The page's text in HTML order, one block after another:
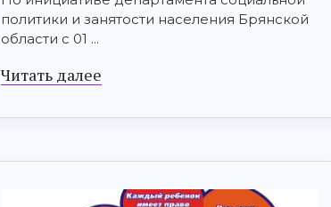
политики и занятости населения Брянской
области с 01 ...
Читать далее